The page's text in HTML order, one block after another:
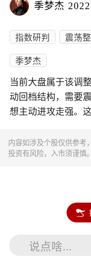
季梦杰
指数研判 震荡
季梦杰
当前大盘属于该调
动回档结构，需要
想主动进攻走强。
内容如涉及个股仅供参考
投资有风险，入市须谨慎。
说点啥...